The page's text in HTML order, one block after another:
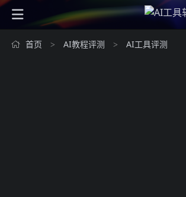
首页 > AI教程评测 > AI工具评测